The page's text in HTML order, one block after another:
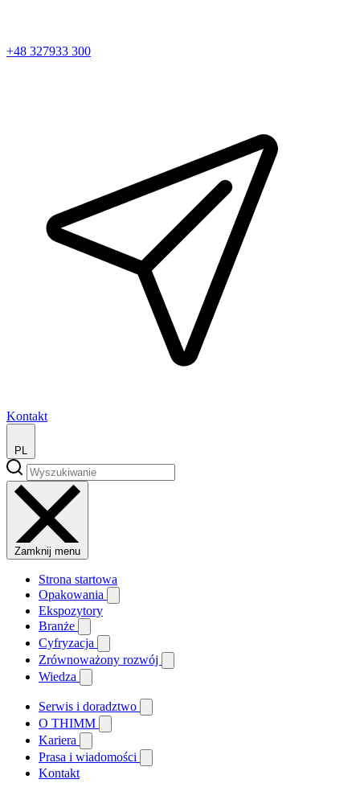
+48 327933 300
Kontakt
PL
Zamknij menu
Strona startowa
Opakowania
Ekspozytory
Branże
Cyfryzacja
Zrównoważony rozwój
Wiedza
Serwis i doradztwo
O THIMM
Kariera
Prasa i wiadomości
Kontakt